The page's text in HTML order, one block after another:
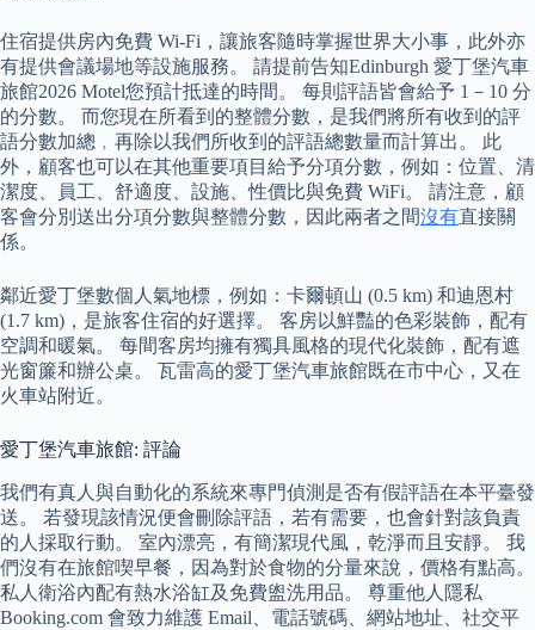
住宿提供房內免費 Wi-Fi，讓旅客隨時掌握世界大小事，此外亦
有提供會議場地等設施服務。 請提前告知Edinburgh 愛丁堡汽車
旅館2026 Motel您預計抵達的時間。 每則評語皆會給予 1－10 分
的分數。 而您現在所看到的整體分數，是我們將所有收到的評
語分數加總﹐再除以我們所收到的評語總數量而計算出。 此
外，顧客也可以在其他重要項目給予分項分數，例如：位置、清
潔度、員工、舒適度、設施、性價比與免費 WiFi。 請注意，顧
客會分別送出分項分數與整體分數，因此兩者之間沒有直接關
係。
鄰近愛丁堡數個人氣地標，例如：卡爾頓山 (0.5 km) 和迪恩村
(1.7 km)，是旅客住宿的好選擇。 客房以鮮豔的色彩裝飾，配有
空調和暖氣。 每間客房均擁有獨具風格的現代化裝飾，配有遮
光窗簾和辦公桌。 瓦雷高的愛丁堡汽車旅館既在市中心，又在
火車站附近。
愛丁堡汽車旅館: 評論
我們有真人與自動化的系統來專門偵測是否有假評語在本平臺發
送。 若發現該情況便會刪除評語，若有需要，也會針對該負責
的人採取行動。 室內漂亮，有簡潔現代風，乾淨而且安靜。 我
們沒有在旅館喫早餐，因為對於食物的分量來說，價格有點高。
私人衛浴內配有熱水浴缸及免費盥洗用品。 尊重他人隱私
Booking.com 會致力維護 Email、電話號碼、網站地址、社交平